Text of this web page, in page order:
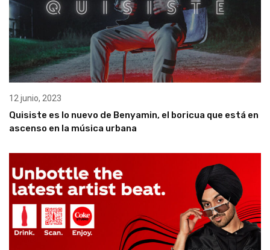
12 junio, 2023
Quisiste es lo nuevo de Benyamin, el boricua que está en
ascenso en la música urbana